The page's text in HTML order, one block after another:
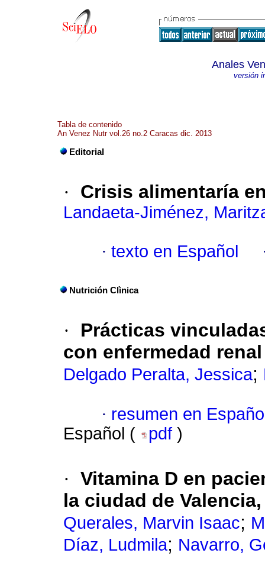
Anales
versión
Tabla de contenido
An Venez Nutr vol.26 no.2 Caracas dic. 2013
Editorial
· Crisis alimentaría
Landaeta-Jiménez,
· texto en Español
Nutrición Clìnica
·
Prácticas
con enfermedad renal
Delgado Peralta, Jessica;
· resumen en
Español (
pdf )
· Vitamina D en
la ciudad de
Querales, Marvin Isaac;
Díaz, Ludmila; Navarro,